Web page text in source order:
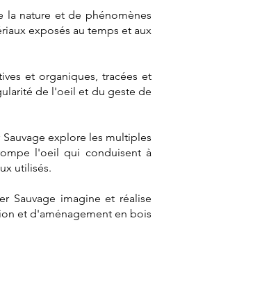
la nature et de phénomènes
exposés au temps et aux
et organiques, tracées et
de l'oeil et du geste de
explore les multiples
l'oeil qui conduisent à
utilisés.
Sauvage imagine et réalise
et d'aménagement en bois